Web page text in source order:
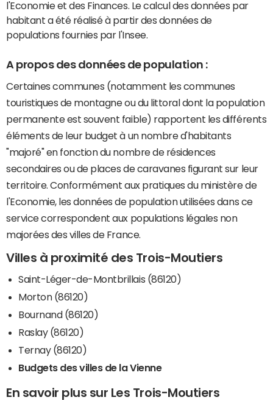
l'Economie et des Finances. Le calcul des données par
habitant a été réalisé à partir des données de
populations fournies par l'Insee.
A propos des données de population :
Certaines communes (notamment les communes
touristiques de montagne ou du littoral dont la population
permanente est souvent faible) rapportent les différents
éléments de leur budget à un nombre d'habitants
"majoré" en fonction du nombre de résidences
secondaires ou de places de caravanes figurant sur leur
territoire. Conformément aux pratiques du ministère de
l'Economie, les données de population utilisées dans ce
service correspondent aux populations légales non
majorées des villes de France.
Villes à proximité des Trois-Moutiers
Saint-Léger-de-Montbrillais (86120)
Morton (86120)
Bournand (86120)
Raslay (86120)
Ternay (86120)
Budgets des villes de la Vienne
En savoir plus sur Les Trois-Moutiers